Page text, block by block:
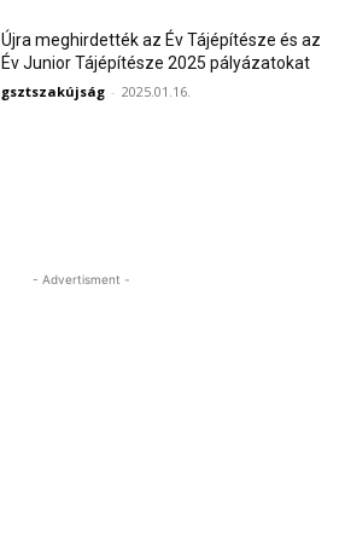
Újra meghirdették az Év Tájépítésze és az
Év Junior Tájépítésze 2025 pályázatokat
gsztszakújság - 2025.01.16.
- Advertisment -